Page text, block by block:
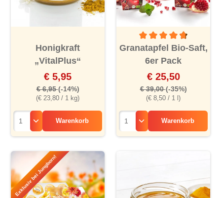
Honigkraft
„VitalPlus“
(€ 23,80 / 1 kg)
€ 5,95
€ 6,95(-14%)
Warenkorb
Durchschnittliche
Granatapfel Bio-Saft,
6er Pack
(€ 8,50 / 1 l)
€ 25,50
€ 39,00(-35%)
Warenkorb
Exklusiv bei Jungborn!